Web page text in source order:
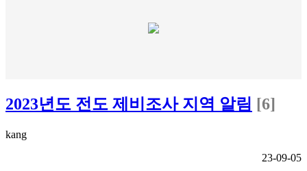
2023년도 전도 제비조사 지역 알림 [6]
kang
23-09-05